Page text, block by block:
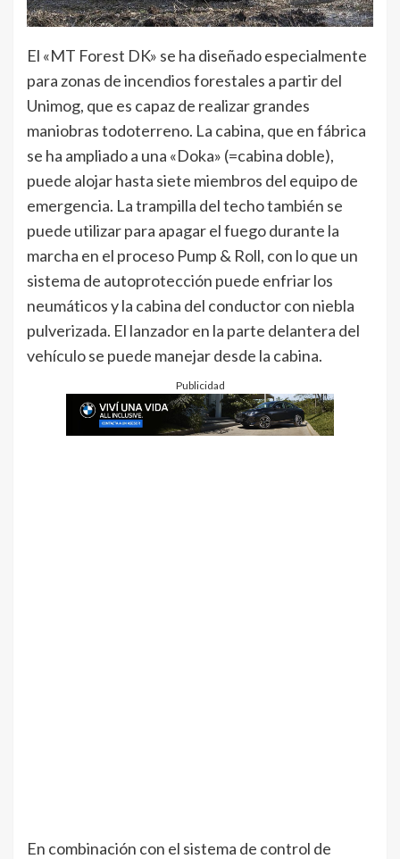
El «MT Forest DK» se ha diseñado especialmente
para zonas de incendios forestales a partir del
Unimog, que es capaz de realizar grandes
maniobras todoterreno. La cabina, que en fábrica
se ha ampliado a una «Doka» (=cabina doble),
puede alojar hasta siete miembros del equipo de
emergencia. La trampilla del techo también se
puede utilizar para apagar el fuego durante la
marcha en el proceso Pump & Roll, con lo que un
sistema de autoprotección puede enfriar los
neumáticos y la cabina del conductor con niebla
pulverizada. El lanzador en la parte delantera del
vehículo se puede manejar desde la cabina.
Publicidad
En combinación con el sistema de control de